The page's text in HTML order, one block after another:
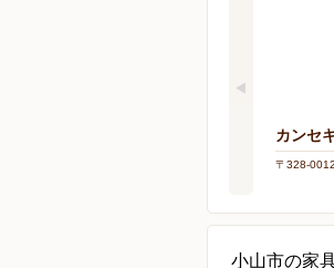
カンセ
〒328-
小山市の家